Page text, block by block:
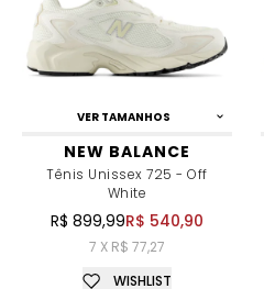
VER TAMANHOS
NEW BALANCE
Tênis Unissex 725 - Off
White
R$ 899,99R$ 540,90
7 X R$ 77,27
WISHLIST